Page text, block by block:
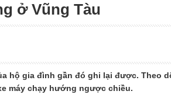
ở Vũng Tàu
hộ gia đình gần đó ghi lại được. Theo
máy chạy hướng ngược chiều.